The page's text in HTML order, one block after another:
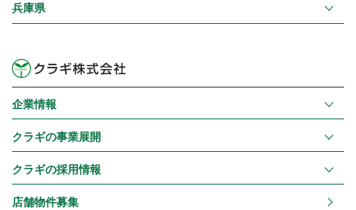
兵庫県
企業情報
クラギの事業展開
クラギの採用情報
店舗物件募集